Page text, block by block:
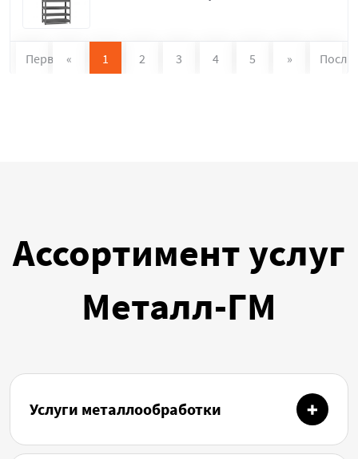
Первая « 1 2 3 4 5 »
Ассортимент услуг
Металл-ГМ
Услуги металлообработки